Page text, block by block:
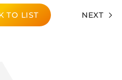
TO LIST NEXT